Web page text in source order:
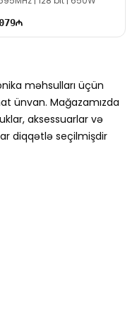
məhsulları üçün
ünvan. Mağazamızda
aksessuarlar və
diqqətlə seçilmişdir